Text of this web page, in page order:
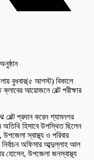
বুধবার(৫ আগস্ট) বিকালে
আয়োজনে বেল্ট পরীক্ষার
বেল্ট প্রদান করেন শ্যামনগর
অতিথি হিসাবে উপস্থিত ছিলেন
স্বাস্থ্য ও পরিবার
নির্বাচন অফিসার আব্দুল্লাহ আল
হোসেন, উপজেলা জনস্বাস্থ্য